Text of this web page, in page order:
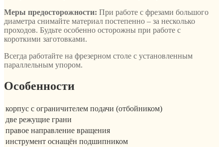
Меры предосторожности: При работе с фрезами большого
диаметра снимайте материал постепенно – за несколько
проходов. Будьте особенно осторожны при работе с
короткими заготовками.
Всегда работайте на фрезерном столе с установленным
параллельным упором.
Особенности
корпус с ограничителем подачи (отбойником)
две режущие грани
правое направление вращения
инструмент оснащён подшипником